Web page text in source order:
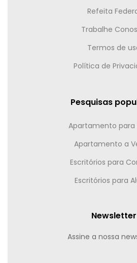
Refeita
Trabalhe
Termos de
Política de
Pesquisas
Apartamento para
Apartamento a
Escritórios para
Escritórios para
Newsletter
Assine a nossa